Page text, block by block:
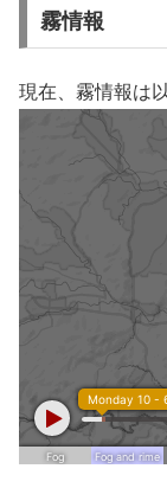
霧情報
現在、霧情報は